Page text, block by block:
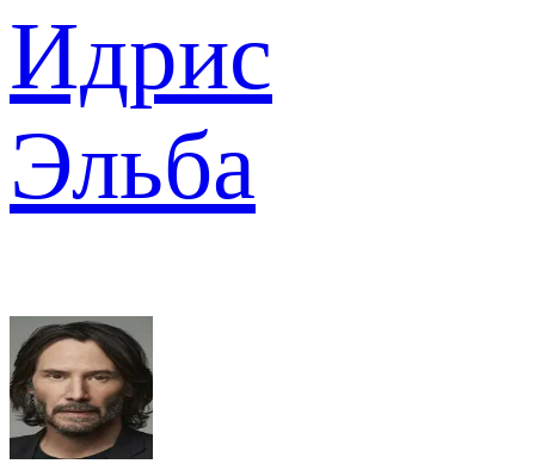
Идрис
Эльба